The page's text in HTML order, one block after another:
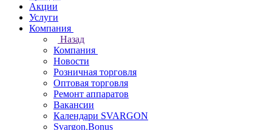
Акции
Услуги
Компания
Назад
Компания
Новости
Розничная торговля
Оптовая торговля
Ремонт аппаратов
Вакансии
Календари SVARGON
Svargon.Bonus